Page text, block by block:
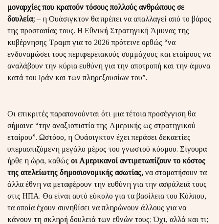
μοναρχίες που κρατούν τόσους πολλούς ανθρώπους σε
δουλεία; – η Ουάσιγκτον θα πρέπει να απαλλαγεί από το βάρος
της προστασίας τους. Η Εθνική Στρατηγική Άμυνας της
κυβέρνησης Τραμπ για το 2026 πρότεινε ορθώς “να
ενδυναμώσει τους περιφερειακούς συμμάχους και εταίρους να
αναλάβουν την κύρια ευθύνη για την αποτροπή και την άμυνα
κατά του Ιράν και των πληρεξουσίων του”.
Οι επικριτές παραπονούνται ότι μια τέτοια προσέγγιση θα
σήμαινε “την αναξιοπιστία της Αμερικής ως στρατηγικού
εταίρου”. Ωστόσο, η Ουάσιγκτον έχει περάσει δεκαετίες
υπερασπιζόμενη μεγάλο μέρος του γνωστού κόσμου. Σίγουρα
ήρθε η ώρα, καθώς οι Αμερικανοί αντιμετωπίζουν το κόστος
της ατελείωτης δημοσιονομικής ασωτίας, να σταματήσουν τα
άλλα έθνη να μεταφέρουν την ευθύνη για την ασφάλειά τους
στις ΗΠΑ. Θα είναι αυτό εύκολο για τα βασίλεια του Κόλπου,
τα οποία έχουν συνηθίσει να πληρώνουν άλλους για να
κάνουν τη σκληρή δουλειά των εθνών τους; Όχι, αλλά και τι;